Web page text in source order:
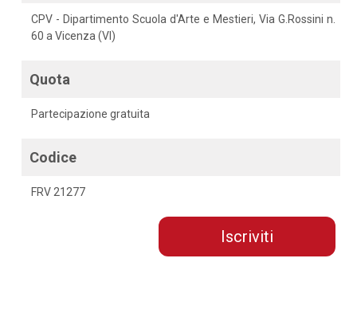
CPV - Dipartimento Scuola d'Arte e Mestieri, Via G.Rossini n.
60 a Vicenza (VI)
Quota
Partecipazione gratuita
Codice
FRV 21277
Iscriviti